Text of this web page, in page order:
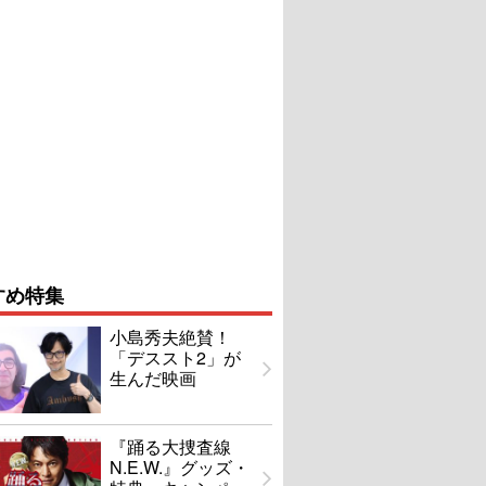
特集
小島秀夫絶賛！
「デススト2」が
生んだ映画
『踊る大捜査線
N.E.W.』グッズ・